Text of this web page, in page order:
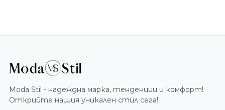
Moda Stil - надеждна марка, тенденции и комфорт!
Открийте нашия уникален стил сега!